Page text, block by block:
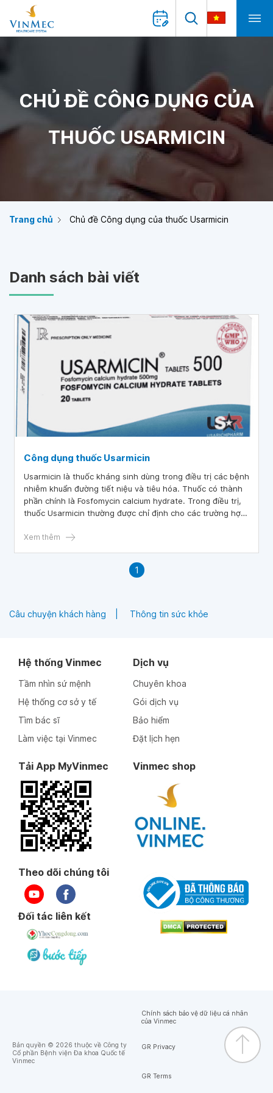
CHỦ ĐỀ CÔNG DỤNG CỦA
THUỐC USARMICIN
Trang chủ Chủ đề Công dụng của thuốc Usarmicin
Danh sách bài viết
Công dụng thuốc Usarmicin
Usarmicin là thuốc kháng sinh dùng trong điều trị các bệnh
nhiễm khuẩn đường tiết niệu và tiêu hóa. Thuốc có thành
phần chính là Fosfomycin calcium hydrate. Trong điều trị,
thuốc Usarmicin thường được chỉ định cho các trường hợp
Xem thêm
1
Câu chuyện khách hàng Thông tin sức khỏe
Hệ thống Vinmec
Tầm nhìn sứ mệnh
Hệ thống cơ sở y tế
Tìm bác sĩ
Làm việc tại Vinmec
Dịch vụ
Chuyên khoa
Gói dịch vụ
Bảo hiểm
Đặt lịch hẹn
Tải App MyVinmec Vinmec shop
Theo dõi chúng tôi
Đối tác liên kết
Bản quyền © 2026 thuộc về Công ty
Cổ phần Bệnh viện Đa khoa Quốc tế
Vinmec
Chính sách bảo vệ dữ liệu cá nhân
của Vinmec
GR Privacy
GR Terms